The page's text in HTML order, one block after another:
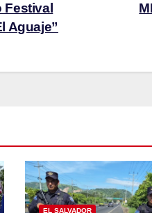
Aguaje”
EL SALVADOR